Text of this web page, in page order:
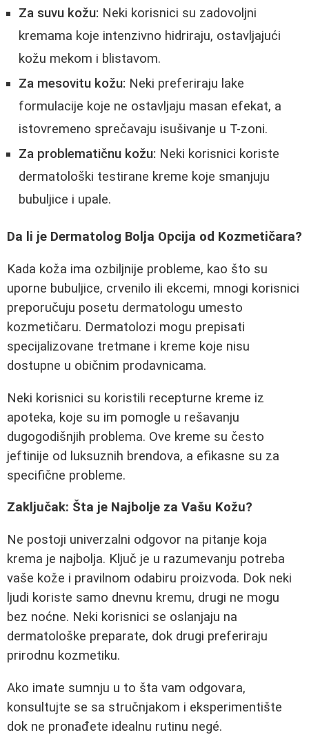
Za suvu kožu: Neki korisnici su zadovoljni
kremama koje intenzivno hidriraju, ostavljajući
kožu mekom i blistavom.
Za mesovitu kožu: Neki preferiraju lake
formulacije koje ne ostavljaju masan efekat, a
istovremeno sprečavaju isušivanje u T-zoni.
Za problematičnu kožu: Neki korisnici koriste
dermatološki testirane kreme koje smanjuju
bubuljice i upale.
Da li je Dermatolog Bolja Opcija od Kozmetičara?
Kada koža ima ozbiljnije probleme, kao što su
uporne bubuljice, crvenilo ili ekcemi, mnogi korisnici
preporučuju posetu dermatologu umesto
kozmetičaru. Dermatolozi mogu prepisati
specijalizovane tretmane i kreme koje nisu
dostupne u običnim prodavnicama.
Neki korisnici su koristili recepturne kreme iz
apoteka, koje su im pomogle u rešavanju
dugogodišnjih problema. Ove kreme su često
jeftinije od luksuznih brendova, a efikasne su za
specifične probleme.
Zaključak: Šta je Najbolje za Vašu Kožu?
Ne postoji univerzalni odgovor na pitanje koja
krema je najbolja. Ključ je u razumevanju potreba
vaše kože i pravilnom odabiru proizvoda. Dok neki
ljudi koriste samo dnevnu kremu, drugi ne mogu
bez noćne. Neki korisnici se oslanjaju na
dermatološke preparate, dok drugi preferiraju
prirodnu kozmetiku.
Ako imate sumnju u to šta vam odgovara,
konsultujte se sa stručnjakom i eksperimentište
dok ne pronađete idealnu rutinu negé.